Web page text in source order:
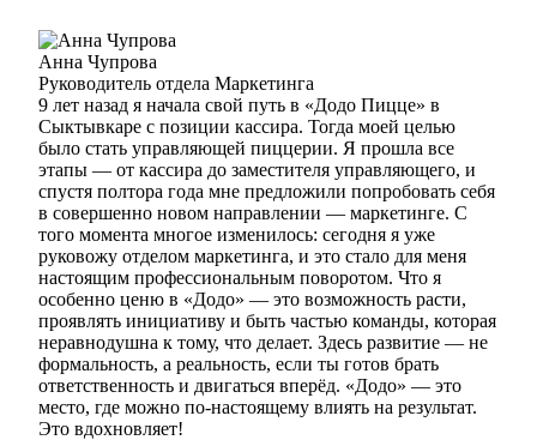
Анна Чупрова
Руководитель отдела Маркетинга
9 лет назад я начала свой путь в «Додо Пицце» в
Сыктывкаре с позиции кассира. Тогда моей целью
было стать управляющей пиццерии. Я прошла все
этапы — от кассира до заместителя управляющего, и
спустя полтора года мне предложили попробовать себя
в совершенно новом направлении — маркетинге. С
того момента многое изменилось: сегодня я уже
руковожу отделом маркетинга, и это стало для меня
настоящим профессиональным поворотом. Что я
особенно ценю в «Додо» — это возможность расти,
проявлять инициативу и быть частью команды, которая
неравнодушна к тому, что делает. Здесь развитие — не
формальность, а реальность, если ты готов брать
ответственность и двигаться вперёд. «Додо» — это
место, где можно по-настоящему влиять на результат.
Это вдохновляет!